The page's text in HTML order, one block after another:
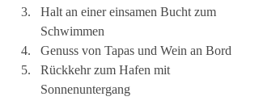
Halt an einer einsamen Bucht zum
Schwimmen
Genuss von Tapas und Wein an Bord
Rückkehr zum Hafen mit
Sonnenuntergang